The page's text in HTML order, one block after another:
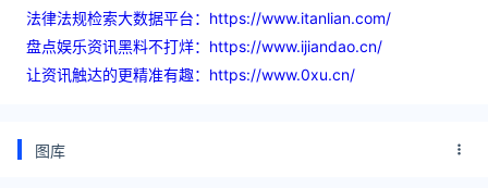
法律法规检索大数据平台：https://www.itanlian.com/
盘点娱乐资讯黑料不打烊：https://www.ijiandao.cn/
让资讯触达的更精准有趣：https://www.0xu.cn/
图库